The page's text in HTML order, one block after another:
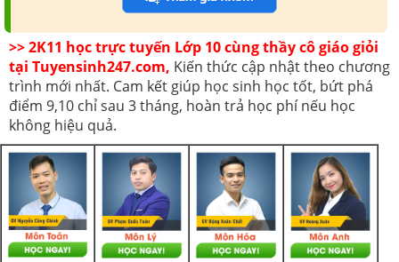
>> 2K11 học trực tuyến Lớp 10 cùng thầy cô giáo giỏi
tại Tuyensinh247.com, Kiến thức cập nhật theo chương
trình mới nhất. Cam kết giúp học sinh học tốt, bứt phá
điểm 9,10 chỉ sau 3 tháng, hoàn trả học phí nếu học
không hiệu quả.